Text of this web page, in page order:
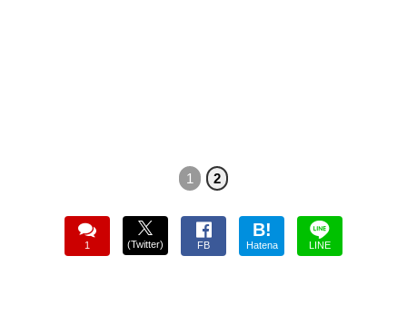
1 2
1 (Twitter) FB
B!
Hatena LINE